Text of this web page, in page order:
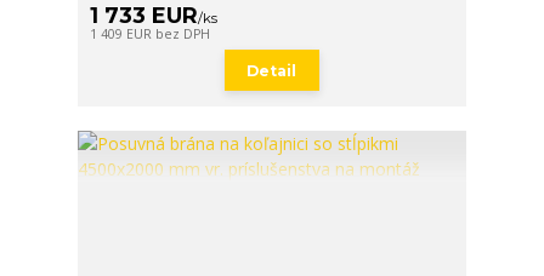
1 733 EUR/ks
1 409 EUR bez DPH
Detail